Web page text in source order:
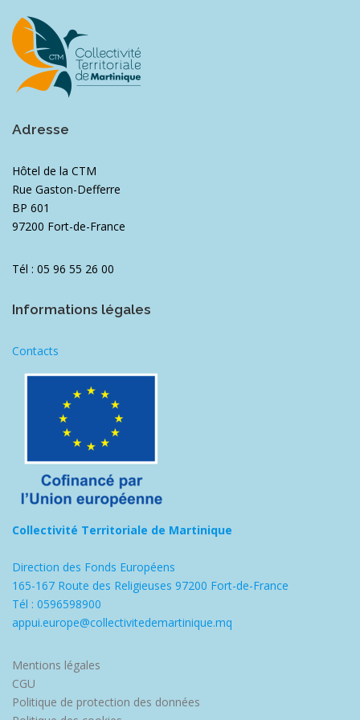
Adresse
Hôtel de la CTM
Rue Gaston-Defferre
BP 601
97200 Fort-de-France
Tél : 05 96 55 26 00
Informations légales
Contacts
Collectivité Territoriale de Martinique
Direction des Fonds Européens
165-167 Route des Religieuses 97200 Fort-de-France
Tél : 0596598900
appui.europe@collectivitedemartinique.mq
Mentions légales
CGU
Politique de protection des données